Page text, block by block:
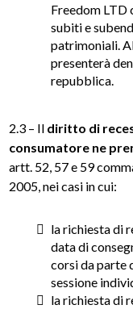
Freedom LTD
subiti e
patrimoniali.
presenterà
repubblica.
2.3 – Il diritto di
consumatore ne
artt. 52, 57 e 59
2005, nei casi in cui:
la richiesta di
data di
corsi da parte
sessione
la richiesta di